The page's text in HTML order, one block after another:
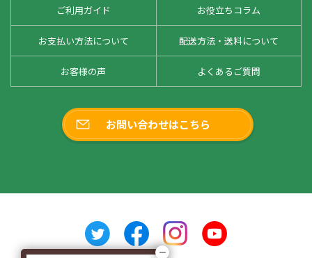
ご利用ガイド お役立ちコラム
お支払い方法について 配送方法・送料について
お客様の声 よくあるご質問
お問い合わせはこちら